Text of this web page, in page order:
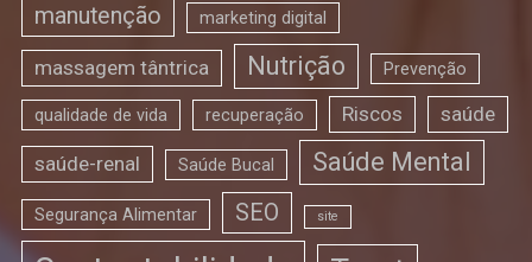
manutenção marketing digital
massagem tântrica Nutrição Prevenção
qualidade de vida recuperação Riscos saúde
saúde-renal Saúde Bucal Saúde Mental
Segurança Alimentar SEO site